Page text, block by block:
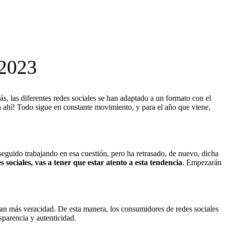
las diferentes redes sociales se han adaptado a un formato con el
Todo sigue en constante movimiento, y para el año que viene,
trabajando en esa cuestión, pero ha retrasado, de nuevo, dicha
vas a tener que estar atento a esta tendencia. Empezarán
veracidad. De esta manera, los consumidores de redes sociales
y autenticidad.